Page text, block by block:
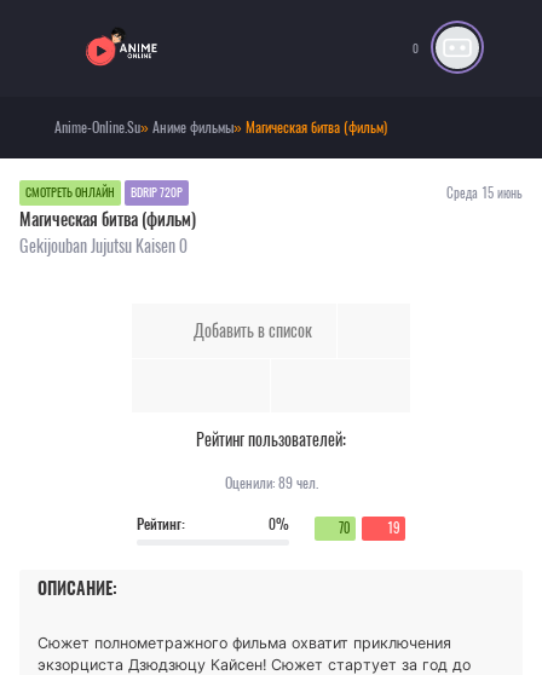
0
Anime-Online.Su»Аниме фильмы» Магическая битва (фильм)
СМОТРЕТЬ ОНЛАЙН BDRIP 720P Среда 15 июнь
Магическая битва (фильм)
Gekijouban Jujutsu Kaisen 0
Добавить в список
Рейтинг пользователей:
Оценили:89чел.
Рейтинг:
0% 70 19
ОПИСАНИЕ:
Сюжет полнометражного фильма охватит приключения
экзорциста Дзюдзюцу Кайсен! Сюжет стартует за год до